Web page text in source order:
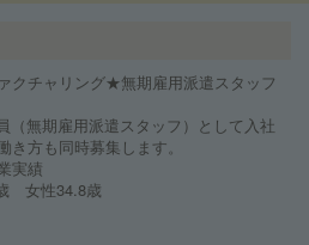
チャリング★無期雇用派遣スタッフ
（無期雇用派遣スタッフ）として入社
き方も同時募集します。
実績
女性34.8歳